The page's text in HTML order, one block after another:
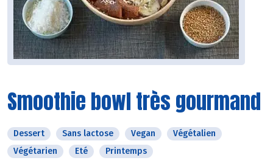
Smoothie bowl très gourmand
Dessert Sans lactose Vegan
Végétalien
Végétarien
Eté Printemps